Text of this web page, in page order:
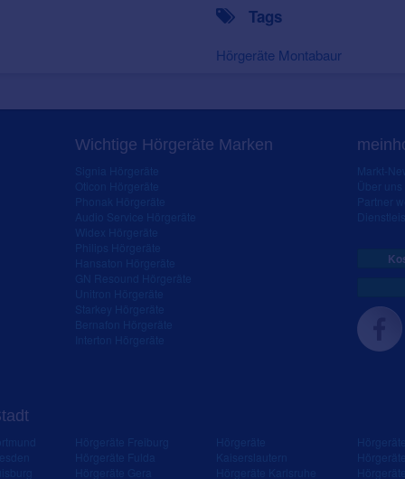
Tags
Hörgeräte Montabaur
Wichtige Hörgeräte Marken